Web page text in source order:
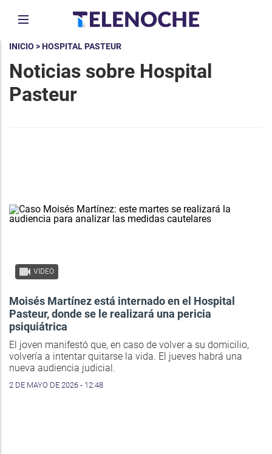
INICIO > HOSPITAL PASTEUR
Noticias sobre Hospital
Pasteur
VIDEO
Moisés Martínez está internado en el Hospital
Pasteur, donde se le realizará una pericia
psiquiátrica
El joven manifestó que, en caso de volver a su domicilio,
volvería a intentar quitarse la vida. El jueves habrá una
nueva audiencia judicial.
2 DE MAYO DE 2026 - 12:48